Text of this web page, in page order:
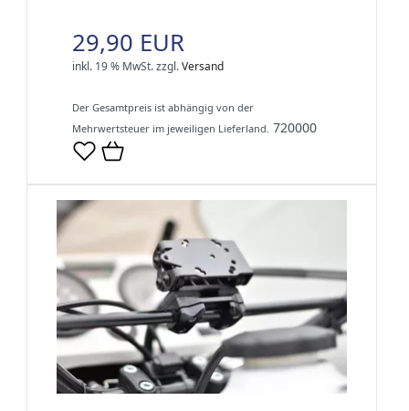
29,90 EUR
inkl. 19 % MwSt.zzgl.Versand
Der Gesamtpreis ist abhängig von der
Mehrwertsteuer im jeweiligen Lieferland. 720000